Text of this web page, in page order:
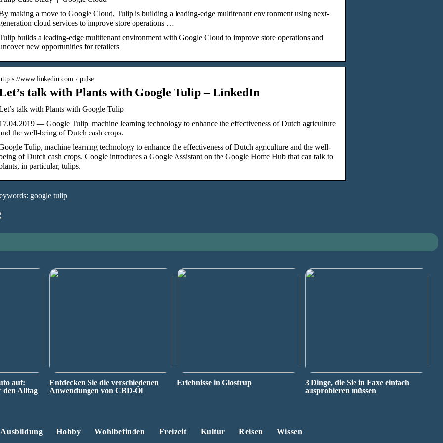
making a move to Google Cloud, Tulip is building a leading-edge multitenant environment using next-
cloud services to improve store operations …
builds a leading-edge multitenant environment with Google Cloud to improve store operations and
new opportunities for retailers
s://www.linkedin.com › pulse
talk with Plants with Google Tulip – LinkedIn
talk with Plants with Google Tulip
— Google Tulip, machine learning technology to enhance the effectiveness of Dutch agriculture
the well-being of Dutch cash crops.
Tulip, machine learning technology to enhance the effectiveness of Dutch agriculture and the well-
of Dutch cash crops. Google introduces a Google Assistant on the Google Home Hub that can talk to
in particular, tulips.
google tulip
auf:
den Alltag
Entdecken Sie die verschiedenen
Anwendungen von CBD-Öl
Erlebnisse in Glostrup
3 Dinge, die Sie in Faxe einfach
ausprobieren müssen
Ausbildung Hobby Wohlbefinden Freizeit Kultur Reisen Wissen